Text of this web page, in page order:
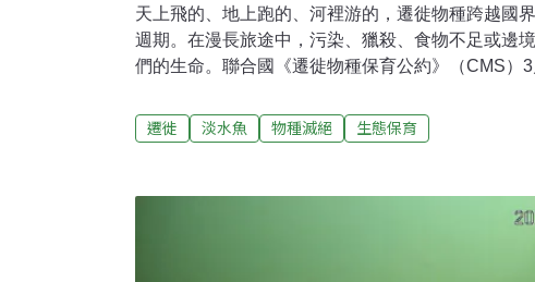
天上飛的、地上跑的、河裡游的，遷徙物種跨越國
週期。在漫長旅途中，污染、獵殺、食物不足或邊
們的生命。聯合國《遷徙物種保育公約》（CMS）
魚報告，淡水魚提供豐富的糧食，卻僅24種納入公
保育行動。1/2保育物種仍陷危機《遷徙物種保育公
132國與歐盟代表與會。會中確定雪鴞、無溝雙髻
mokarran）、巨水獺（Pteronura brasiliensis）、
遷徙 淡水魚 物種滅絕 生態保育